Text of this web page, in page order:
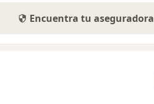
Encuentra tu aseguradora